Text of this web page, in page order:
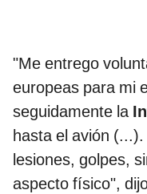
"Me entrego
europeas para mi
seguidamente la
hasta el avión
lesiones, golpes,
aspecto físico",